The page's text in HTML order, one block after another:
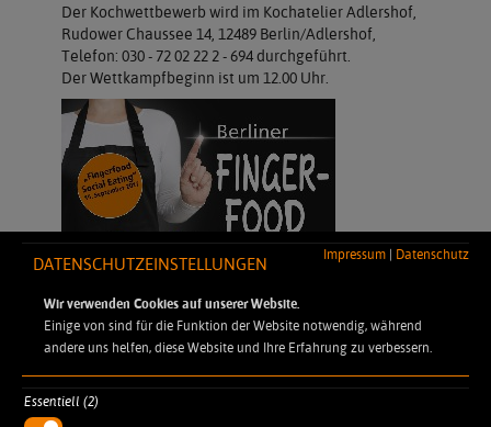
Impressum | Datenschutz
DATENSCHUTZEINSTELLUNGEN
Wir verwenden Cookies auf unserer Website.
Einige von sind für die Funktion der Website notwendig, während
andere uns helfen, diese Website und Ihre Erfahrung zu verbessern.
Essentiell (2)
Der Kochwettbewerb wird im Kochatelier Adlershof,
Rudower Chaussee 14, 12489 Berlin/Adlershof,
Telefon: 030 - 72 02 22 2 - 694 durchgeführt.
Der Wettkampfbeginn ist um 12.00 Uhr.